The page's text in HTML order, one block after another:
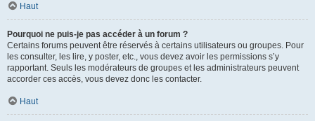
Haut
Pourquoi ne puis-je pas accéder à un forum ?
Certains forums peuvent être réservés à certains utilisateurs ou groupes. Pour
les consulter, les lire, y poster, etc., vous devez avoir les permissions s’y
rapportant. Seuls les modérateurs de groupes et les administrateurs peuvent
accorder ces accès, vous devez donc les contacter.
Haut